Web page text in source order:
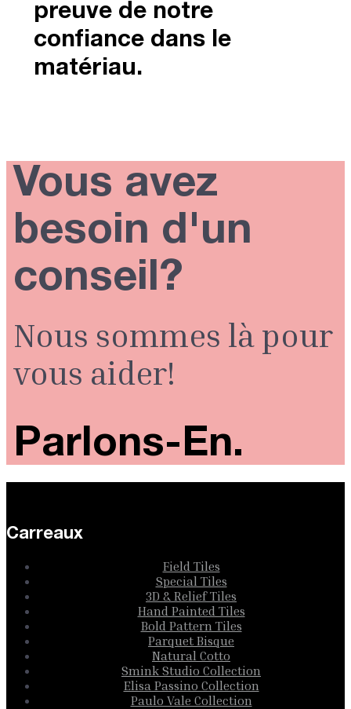
preuve de notre
confiance dans le
matériau.
Vous avez
besoin d'un
conseil?
Nous sommes là pour
vous aider!
Parlons-En.
Carreaux
Field Tiles
Special Tiles
3D & Relief Tiles
Hand Painted Tiles
Bold Pattern Tiles
Parquet Bisque
Natural Cotto
Smink Studio Collection
Elisa Passino Collection
Paulo Vale Collection